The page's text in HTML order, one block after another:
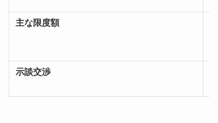
主な限度額
示談交渉